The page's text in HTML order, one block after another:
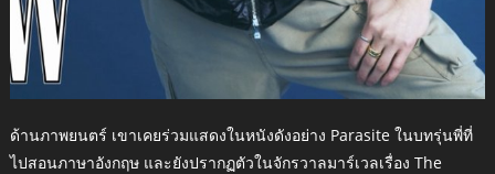
ด้านภาพยนตร์ เขาเคยร่วมแสดงในหนังดังอย่าง Parasite ในบทรุ่นพี่ที่
ไปสอนภาษาอังกฤษ และยังปรากฏตัวในจักรวาลมาร์เวลเรื่อง The